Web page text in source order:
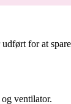
for at
ventilator.